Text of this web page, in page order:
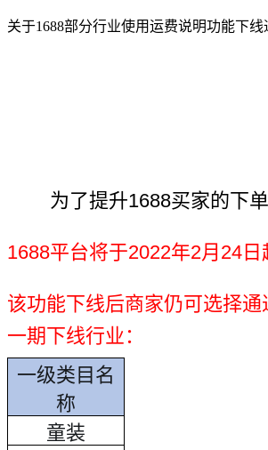
关于1688部分行业使用运费说明功能下
为了提升1688买家的下单
1688平台将于2022年2月24日
该功能下线后商家仍可选择通
一期下线行业：
一级类目名
称
童装